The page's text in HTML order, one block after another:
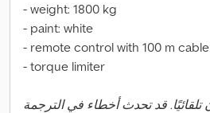
- weight: 1800 kg
- paint: white
- remote control with 100 m cable
- torque limiter